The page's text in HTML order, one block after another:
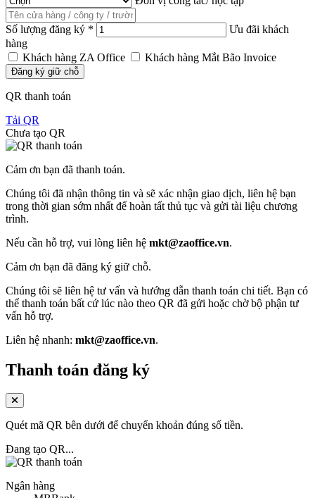
Số lượng đăng ký *
Ưu đãi khách
hàng
Khách hàng ZA Office
Khách hàng Mắt Bão Invoice
Đăng ký giữ chỗ
QR thanh toán
Tải QR
Chưa tạo QR
Cảm ơn bạn đã thanh toán.
Chúng tôi đã nhận thông tin và sẽ xác nhận giao dịch, liên hệ bạn
trong thời gian sớm nhất để hoàn tất thủ tục và gửi tài liệu chương
trình.
Nếu cần hỗ trợ, vui lòng liên hệ mkt@zaoffice.vn.
Cảm ơn bạn đã đăng ký giữ chỗ.
Chúng tôi sẽ liên hệ tư vấn và hướng dẫn thanh toán chi tiết. Bạn có
thể thanh toán bất cứ lúc nào theo QR đã gửi hoặc chờ bộ phận tư
vấn hỗ trợ.
Liên hệ nhanh: mkt@zaoffice.vn.
Thanh toán đăng ký
Quét mã QR bên dưới để chuyển khoản đúng số tiền.
Đang tạo QR...
Ngân hàng